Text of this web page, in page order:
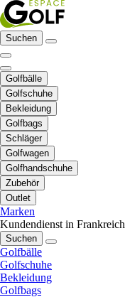
Suchen
Golfbälle
Golfschuhe
Bekleidung
Golfbags
Schläger
Golfwagen
Golfhandschuhe
Zubehör
Outlet
Marken
Kundendienst in Frankreich
Suchen
Golfbälle
Golfschuhe
Bekleidung
Golfbags